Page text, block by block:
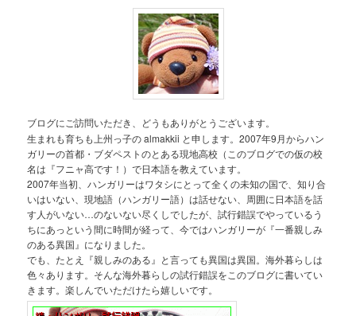
ブログにご訪問いただき、どうもありがとうございます。
生まれも育ちも上州っ子の almakkii と申します。2007年9月からハン
ガリーの首都・ブダペストのとある現地高校（このブログでの仮の校
名は『フニャ高です！）で日本語を教えています。
2007年当初、ハンガリーはワタシにとって全くの未知の国で、知り合
いはいない、現地語（ハンガリー語）は話せない、周囲に日本語を話
す人がいない…のないない尽くしでしたが、試行錯誤でやっているう
ちにあっという間に時間が経って、今ではハンガリーが『一番親しみ
のある異国』になりました。
でも、たとえ『親しみのある』と言っても異国は異国。海外暮らしは
色々あります。そんな海外暮らしの試行錯誤をこのブログに書いてい
きます。楽しんでいただけたら嬉しいです。